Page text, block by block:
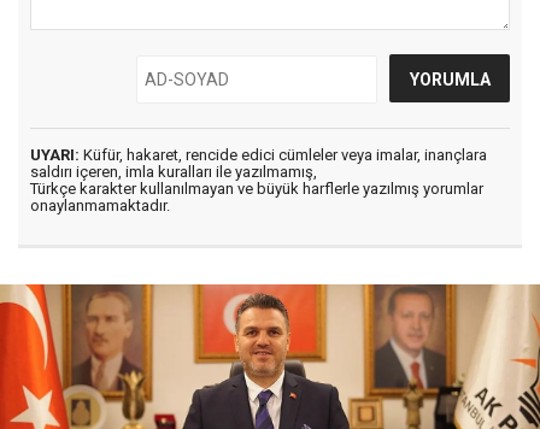
UYARI: Küfür, hakaret, rencide edici cümleler veya imalar, inançlara
saldırı içeren, imla kuralları ile yazılmamış,
Türkçe karakter kullanılmayan ve büyük harflerle yazılmış yorumlar
onaylanmamaktadır.